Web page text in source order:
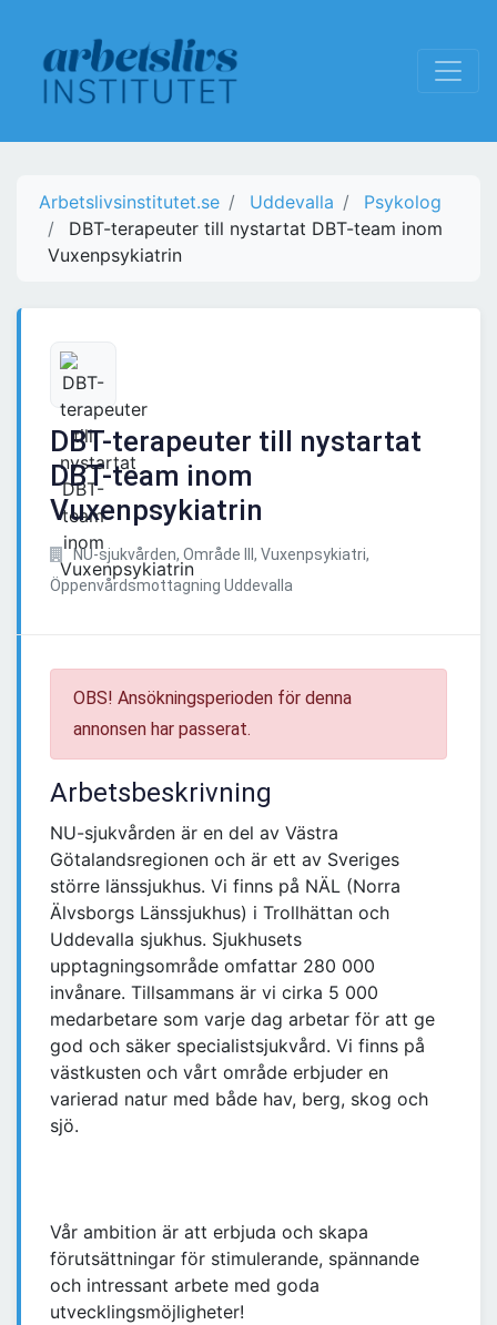
Arbetslivsinstitutet.se Uddevalla
Psykolog
DBT-terapeuter till nystartat DBT-team inom
Vuxenpsykiatrin
DBT-terapeuter till nystartat
DBT-team inom
Vuxenpsykiatrin
NU-sjukvården, Område III, Vuxenpsykiatri,
Öppenvårdsmottagning Uddevalla
OBS! Ansökningsperioden för denna
annonsen har passerat.
Arbetsbeskrivning
NU-sjukvården är en del av Västra
Götalandsregionen och är ett av Sveriges
större länssjukhus. Vi finns på NÄL (Norra
Älvsborgs Länssjukhus) i Trollhättan och
Uddevalla sjukhus. Sjukhusets
upptagningsområde omfattar 280 000
invånare. Tillsammans är vi cirka 5 000
medarbetare som varje dag arbetar för att ge
god och säker specialistsjukvård. Vi finns på
västkusten och vårt område erbjuder en
varierad natur med både hav, berg, skog och
sjö.
Vår ambition är att erbjuda och skapa
förutsättningar för stimulerande, spännande
och intressant arbete med goda
utvecklingsmöjligheter!